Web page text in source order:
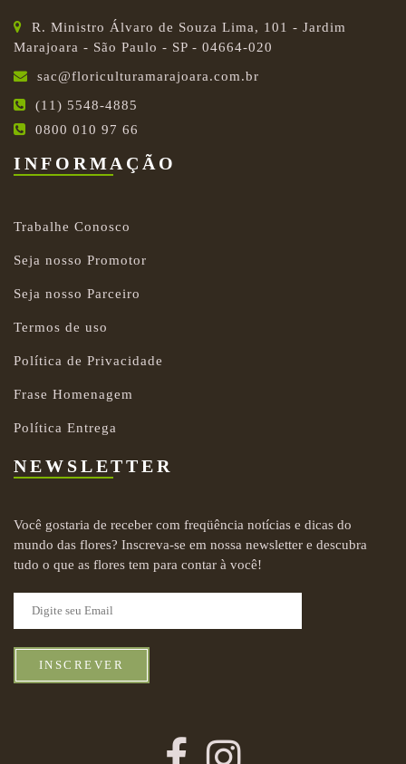
R. Ministro Álvaro de Souza Lima, 101 - Jardim
Marajoara - São Paulo - SP - 04664-020
sac@floriculturamarajoara.com.br
(11) 5548-4885
0800 010 97 66
INFORMAÇÃO
Trabalhe Conosco
Seja nosso Promotor
Seja nosso Parceiro
Termos de uso
Política de Privacidade
Frase Homenagem
Política Entrega
NEWSLETTER
Você gostaria de receber com freqüência notícias e dicas do
mundo das flores? Inscreva-se em nossa newsletter e descubra
tudo o que as flores tem para contar à você!
INSCREVER